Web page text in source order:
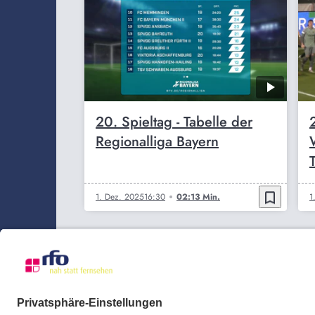
20. Spieltag - Tabelle der
Regionalliga Bayern
1. Dez. 202516:30 02:13 Min. bookmark_border